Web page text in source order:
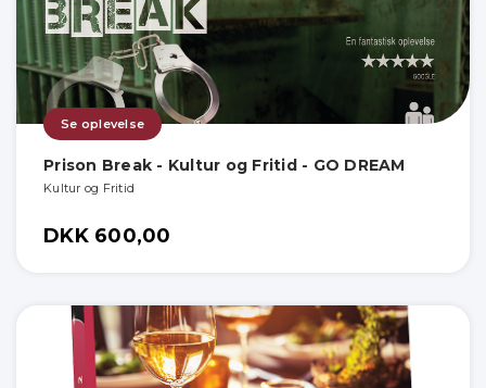
Se oplevelse
Prison Break - Kultur og Fritid - GO DREAM
Kultur og Fritid
DKK 600,00